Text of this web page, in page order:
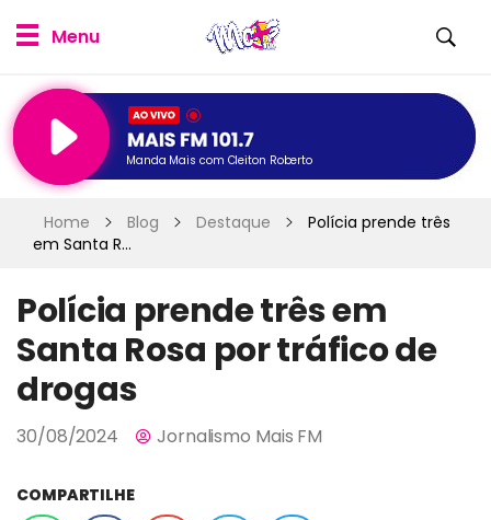
Manda Mais com Cleiton Roberto
Home Blog Destaque
Polícia prende três
em Santa R...
Polícia prende três em
Santa Rosa por tráfico de
drogas
30/08/2024 Jornalismo Mais FM
COMPARTILHE